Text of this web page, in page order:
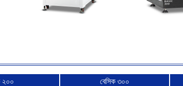
২০০ বেসিক ৩০০